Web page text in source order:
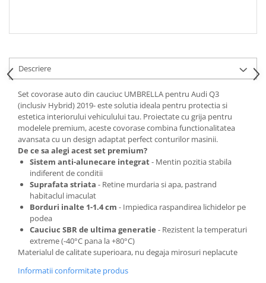
Curatare si Detailing Interior
Vopsitorie, Chituri si Adezivi
Curatare si Detailing Exterior
Articole Auto Sezoniere
Produse de Iarna
Cabluri Pornire
Produse de Vara
Blog
Descriere
Set covorase auto din cauciuc UMBRELLA pentru Audi Q3
(inclusiv Hybrid) 2019- este solutia ideala pentru protectia si
estetica interiorului vehiculului tau. Proiectate cu grija pentru
modelele premium, aceste covorase combina functionalitatea
avansata cu un design adaptat perfect conturilor masinii.
De ce sa alegi acest set premium?
Sistem anti-alunecare integrat- Mentin pozitia stabila
indiferent de conditii
Suprafata striata - Retine murdaria si apa, pastrand
habitaclul imaculat
Borduri inalte 1-1.4 cm - Impiedica raspandirea lichidelor pe
podea
Cauciuc SBR de ultima generatie - Rezistent la temperaturi
extreme (-40°C pana la +80°C)
Materialul de calitate superioara, nu degaja mirosuri neplacute
Informatii conformitate produs